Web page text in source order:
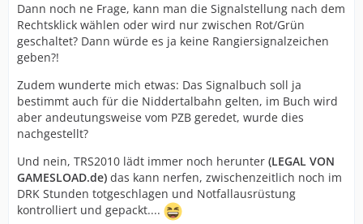
Dann noch ne Frage, kann man die Signalstellung nach dem
Rechtsklick wählen oder wird nur zwischen Rot/Grün
geschaltet? Dann würde es ja keine Rangiersignalzeichen
geben?!
Zudem wunderte mich etwas: Das Signalbuch soll ja
bestimmt auch für die Niddertalbahn gelten, im Buch wird
aber andeutungsweise vom PZB geredet, wurde dies
nachgestellt?
Und nein, TRS2010 lädt immer noch herunter (LEGAL VON
GAMESLOAD.de) das kann nerfen, zwischenzeitlich noch im
DRK Stunden totgeschlagen und Notfallausrüstung
kontrolliert und gepackt....